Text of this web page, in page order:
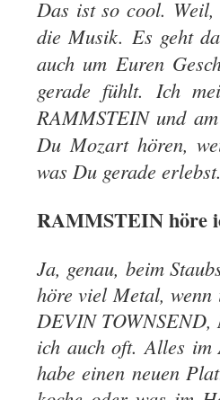
Das ist so cool. Weil,
die Musik. Es geht
auch um Euren
gerade fühlt. Ich
RAMMSTEIN und
Du Mozart hören,
was Du gerade erlebst.
RAMMSTEIN höre
Ja, genau, beim
höre viel Metal, wenn
DEVIN TOWNSEND,
ich auch oft. Alles im
habe einen neuen